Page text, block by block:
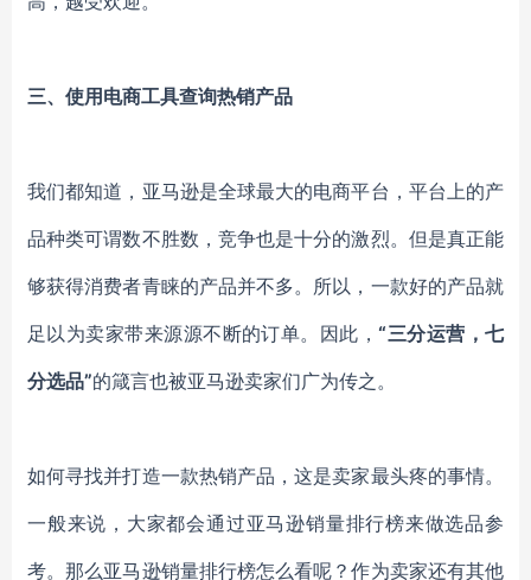
三、使用电商工具查询热销产品
我们都知道，亚马逊是全球最大的电商平台，平台上的产
品种类可谓数不胜数，竞争也是十分的激烈。但是真正能
够获得消费者青睐的产品并不多。所以，一款好的产品就
足以为卖家带来源源不断的订单。因此，“三分运营，七
分选品”的箴言也被亚马逊卖家们广为传之。
如何寻找并打造一款热销产品，这是卖家最头疼的事情。
一般来说，大家都会通过亚马逊销量排行榜来做选品参
考。那么亚马逊销量排行榜怎么看呢？作为卖家还有其他